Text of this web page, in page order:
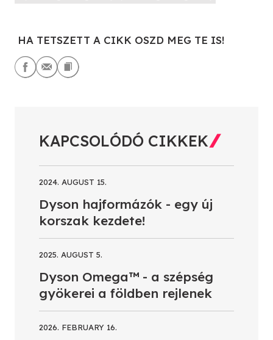
HA TETSZETT A CIKK OSZD MEG TE IS!
KAPCSOLÓDÓ CIKKEK
2024. AUGUST 15.
Dyson hajformázók - egy új
korszak kezdete!
2025. AUGUST 5.
Dyson Omega™ - a szépség
gyökerei a földben rejlenek
2026. FEBRUARY 16.